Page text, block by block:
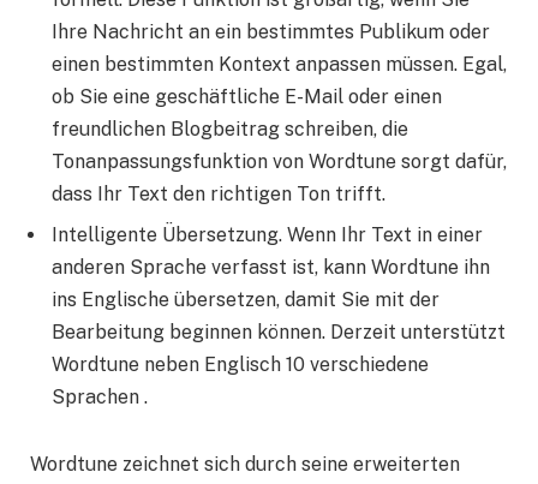
Ihre Nachricht an ein bestimmtes Publikum oder
einen bestimmten Kontext anpassen müssen. Egal,
ob Sie eine geschäftliche E-Mail oder einen
freundlichen Blogbeitrag schreiben, die
Tonanpassungsfunktion von Wordtune sorgt dafür,
dass Ihr Text den richtigen Ton trifft.
Intelligente Übersetzung. Wenn Ihr Text in einer
anderen Sprache verfasst ist, kann Wordtune ihn
ins Englische übersetzen, damit Sie mit der
Bearbeitung beginnen können. Derzeit unterstützt
Wordtune neben Englisch 10 verschiedene
Sprachen .
Wordtune zeichnet sich durch seine erweiterten